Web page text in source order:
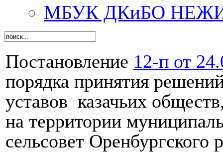
МБУК ДКиБО
Постановление 12-п от
порядка принятия
уставов казачьих
на территории
сельсовет Оренбургского